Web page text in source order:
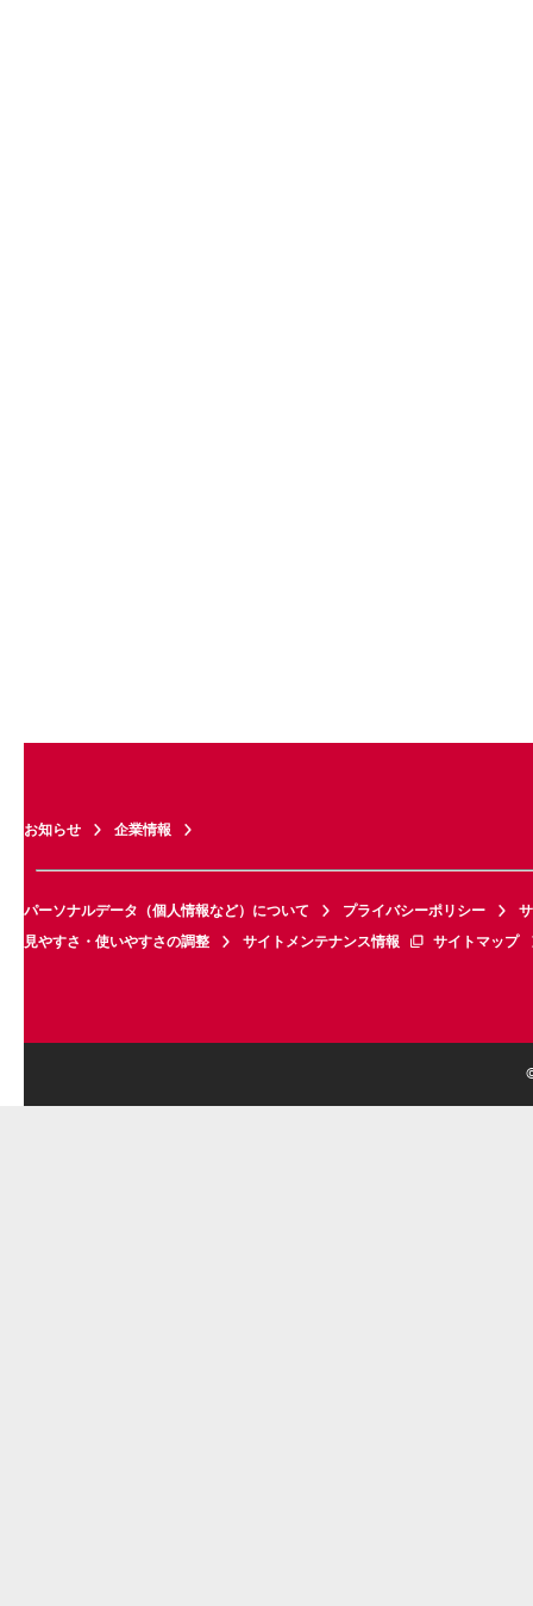
お知らせ 企業情報
パーソナルデータ（個人情報など）について プライバシーポリシー
見やすさ・使いやすさの調整
サイトメンテナンス情報 サイトマップ